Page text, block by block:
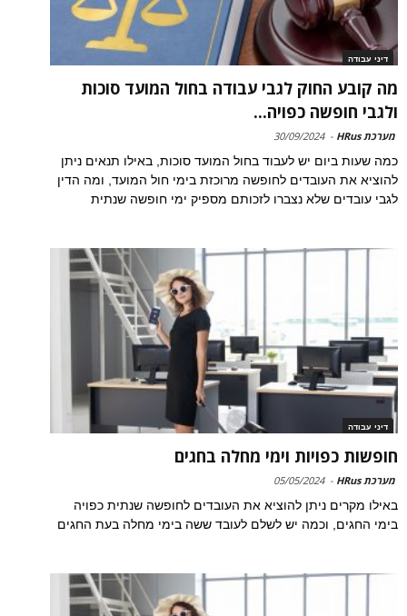
דיני עבודה
מה קובע החוק לגבי עבודה בחול המועד סוכות
ולגבי חופשה כפויה...
מערכת HRus -
30/09/2024
כמה שעות ביום יש לעבוד בחול המועד סוכות, באילו תנאים ניתן
להוציא את העובדים לחופשה מרוכזת בימי חול המועד, ומה הדין
לגבי עובדים שלא נצברו לזכותם מספיק ימי חופשה שנתית
דיני עבודה
חופשות כפויות וימי מחלה בחגים
מערכת HRus -
05/05/2024
באילו מקרים ניתן להוציא את העובדים לחופשה שנתית כפויה
בימי החגים, וכמה יש לשלם לעובד ששה בימי מחלה בעת החגים